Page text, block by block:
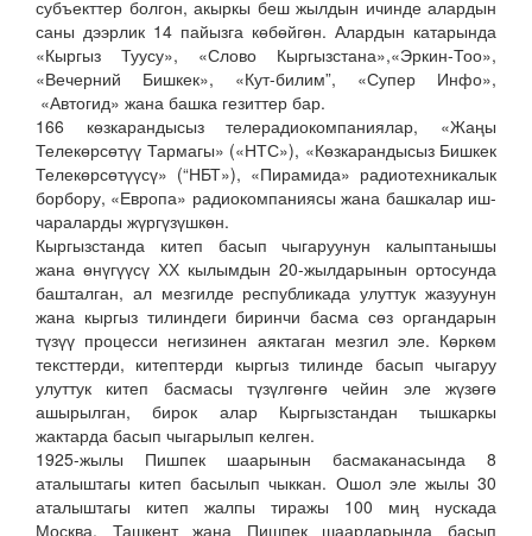
субъекттер болгон, акыркы беш жылдын ичинде алардын
саны дээрлик 14 пайызга көбөйгөн. Алардын катарында
«Кыргыз Туусу», «Слово Кыргызстана»,«Эркин-Тоо»,
«Вечерний Бишкек», «Кут-билим”, «Супер Инфо»,
«Автогид» жана башка гезиттер бар.
166 көзкарандысыз телерадиокомпаниялар, «Жаңы
Телекөрсөтүү Тармагы» («НТС»), «Көзкарандысыз Бишкек
Телекөрсөтүүсү» (“НБТ»), «Пирамида» радиотехникалык
борбору, «Европа» радиокомпаниясы жана башкалар иш-
чараларды жүргүзүшкөн.
Кыргызстанда китеп басып чыгаруунун калыптанышы
жана өнүгүүсү ХХ кылымдын 20-жылдарынын ортосунда
башталган, ал мезгилде республикада улуттук жазуунун
жана кыргыз тилиндеги биринчи басма сөз органдарын
түзүү процесси негизинен аяктаган мезгил эле. Көркөм
тексттерди, китептерди кыргыз тилинде басып чыгаруу
улуттук китеп басмасы түзүлгөнгө чейин эле жүзөгө
ашырылган, бирок алар Кыргызстандан тышкаркы
жактарда басып чыгарылып келген.
1925-жылы Пишпек шаарынын басмаканасында 8
аталыштагы китеп басылып чыккан. Ошол эле жылы 30
аталыштагы китеп жалпы тиражы 100 миң нускада
Москва, Ташкент жана Пишпек шаарларында басып